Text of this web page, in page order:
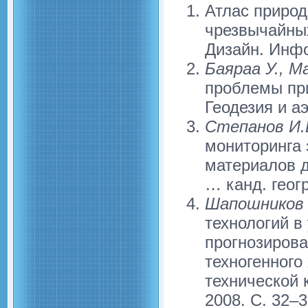
Атлас
Дизайн.
Баяраа У.,
проблемы
Геодезия и
Степанов
материалов
… канд.
технологий
2008. C.